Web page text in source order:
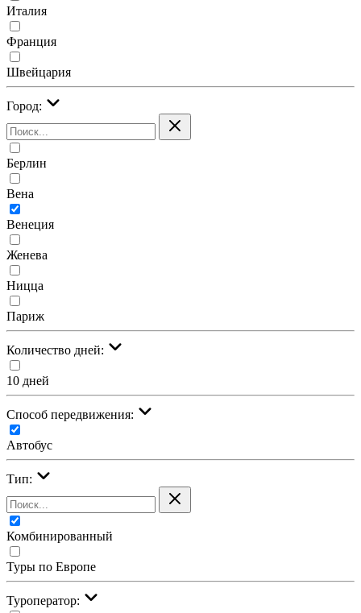
Италия
Франция
Швейцария
Город:
Берлин
Вена
Венеция
Женева
Ницца
Париж
Количество дней:
10 дней
Cпособ передвижения:
Автобус
Тип:
Комбинированный
Туры по Европе
Туроператор: